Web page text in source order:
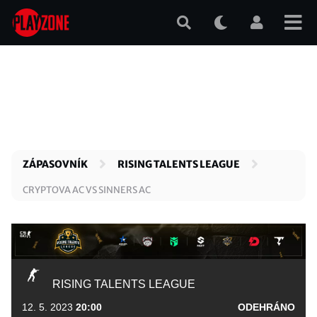
Přejít
hlavnímu
ZÁPASOVNÍK RISING TALENTS LEAGUE
CRYPTOVA AC VS SINNERS AC
RISING TALENTS LEAGUE
12. 5. 2023 20:00 ODEHRÁNO